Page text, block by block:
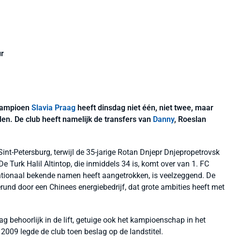
Slavia Praag heeft dinsdag niet één, niet twee, maar
De club heeft namelijk de transfers van Danny, Roeslan
Petersburg, terwijl de 35-jarige Rotan Dnjepr Dnjepropetrovsk
Turk Halil Altintop, die inmiddels 34 is, komt over van 1. FC
bekende namen heeft aangetrokken, is veelzeggend. De
door een Chinees energiebedrijf, dat grote ambities heeft met
behoorlijk in de lift, getuige ook het kampioenschap in het
legde de club toen beslag op de landstitel.